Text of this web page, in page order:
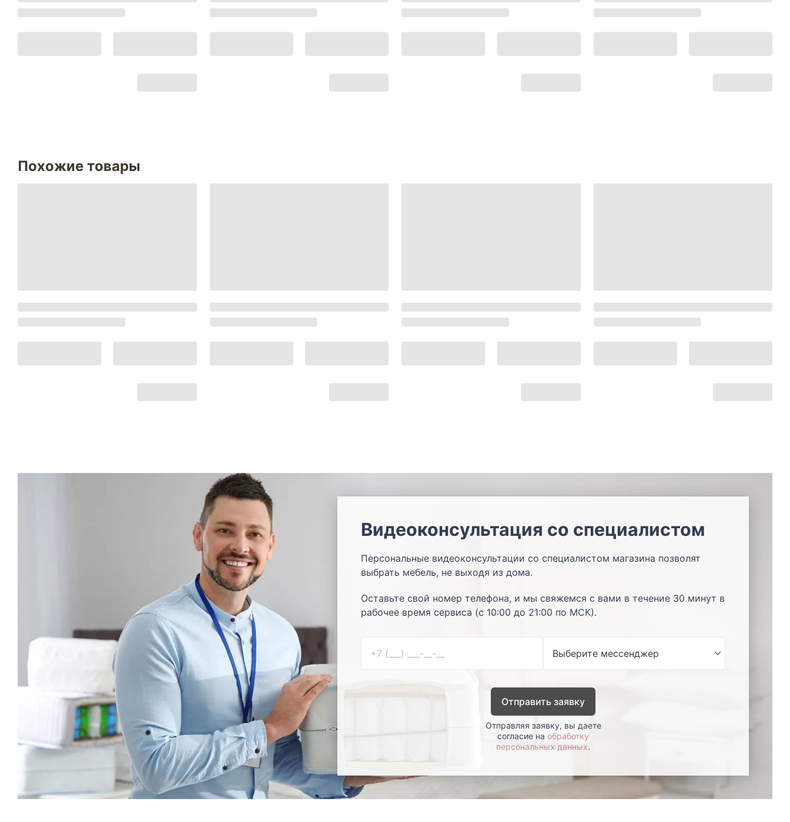
Похожие товары
Видеоконсультация со специалистом
Персональные видеоконсультации со специалистом магазина позволят
выбрать мебель, не выходя из дома.
Оставьте свой номер телефона, и мы свяжемся с вами в течение 30 минут в
рабочее время сервиса (с 10:00 до 21:00 по МСК).
Отправить заявку
Отправляя заявку, вы даете
согласие на обработку
персональных данных.